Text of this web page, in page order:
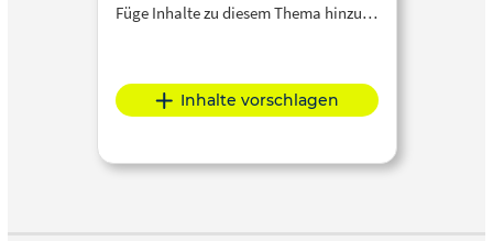
Füge Inhalte zu diesem Thema hinzu…
Inhalte vorschlagen